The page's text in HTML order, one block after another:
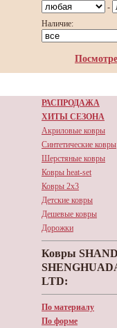
-
Наличие:
РАСПРОДАЖА
ХИТЫ СЕЗОНА
Акриловые ковры
Синтетические ковры
Шерстяные ковры
Ковры heat-set
Ковры 2х3
Детские ковры
Дешевые ковры
Дорожки
Ковры
LTD:
По материалу
По форме